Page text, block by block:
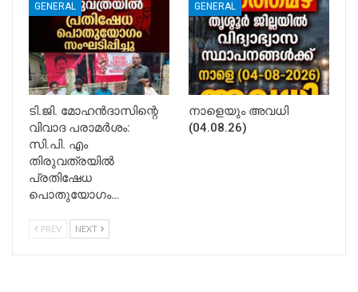
GENERAL
ടി.ജി. മോഹൻദാസിന്റെ
വിവാദ പരാമർശം:
സി.പി. എം
തിരുവത്രയിൽ
പ്രതിഷേധ
പൊതുയോഗം…
GENERAL
നാളെയും അവധി
(04.08.26)
PREV NEXT